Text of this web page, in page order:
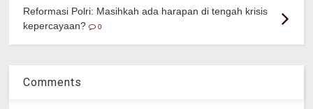
Reformasi Polri: Masihkah ada harapan di tengah krisis
kepercayaan?
0
Comments